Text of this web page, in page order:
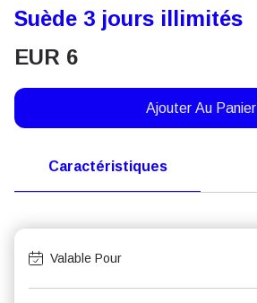
Suède 3 jours illimités
EUR 6
Ajouter Au Panier
Caractéristiques
Valable Pour